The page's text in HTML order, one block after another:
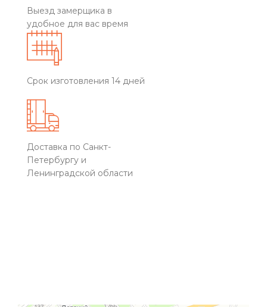
Выезд замерщика в
удобное для вас время
Срок изготовления 14 дней
Доставка по Санкт-
Петербургу и
Ленинградской области